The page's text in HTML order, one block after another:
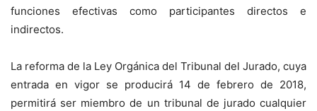
funciones efectivas como participantes directos e
indirectos.
La reforma de la Ley Orgánica del Tribunal del Jurado, cuya
entrada en vigor se producirá 14 de febrero de 2018,
permitirá ser miembro de un tribunal de jurado cualquier